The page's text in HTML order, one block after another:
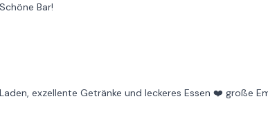
Bar!
exzellente Getränke und leckeres Essen ❤️ große